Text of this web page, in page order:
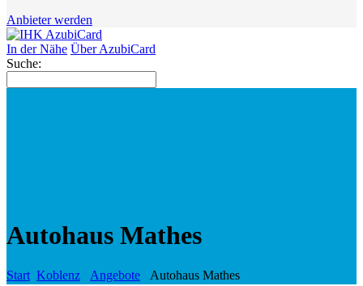
Anbieter werden
In der Nähe Über AzubiCard
Suche:
Autohaus Mathes
Start Koblenz Angebote Autohaus Mathes